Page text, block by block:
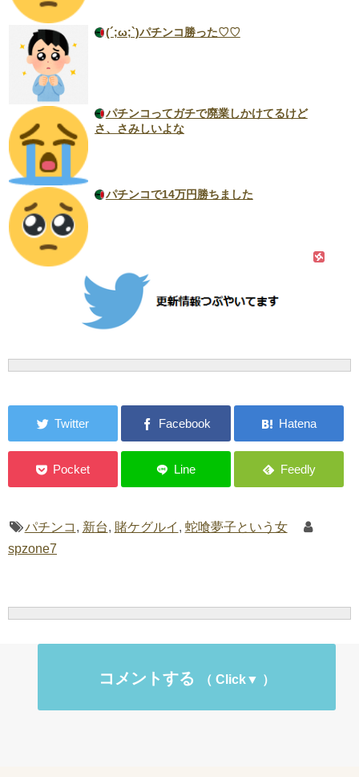
(´;ω;`)パチンコ勝った♡♡
パチンコってガチで廃業しかけてるけど
さ、さみしいよな
パチンコで14万円勝ちました
パチンコ , 新台, 賭ケグルイ , 蛇喰夢子という女
spzone7
コメントする